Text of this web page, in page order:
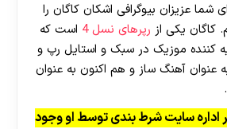
عزیزان بیوگرافی اشکان کاگان را
کاگان یکی از رپرهای نسل 4
است که
کننده موزیک در سبک و استایل رپ و
آهنگ ساز و هم اکنون به عنوان
اداره سایت شرط بندی توسط او وجود